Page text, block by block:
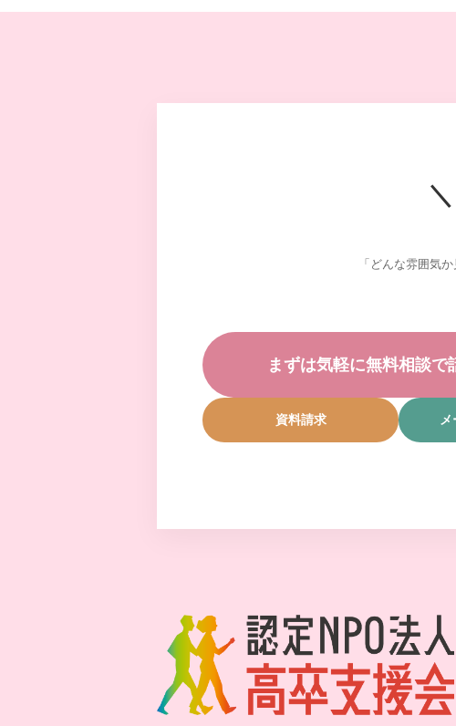
「どんな雰囲気
まずは気軽に無料相談で
資料請求